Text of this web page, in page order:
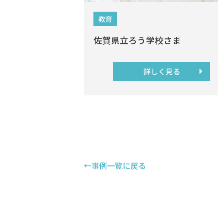
教育
佐賀県立ろう学校さま
詳しく見る
←事例一覧に戻る